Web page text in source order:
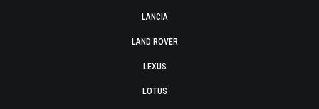
LANCIA
LAND ROVER
LEXUS
LOTUS